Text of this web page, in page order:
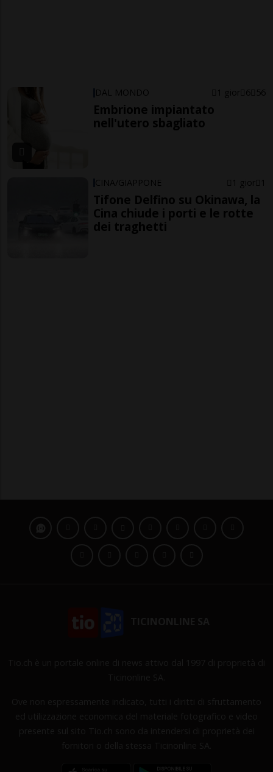
DAL MONDO 1 gior 6 56
Embrione impiantato
nell'utero sbagliato
CINA/GIAPPONE 1 gior 1
Tifone Delfino su Okinawa, la
Cina chiude i porti e le rotte
dei traghetti